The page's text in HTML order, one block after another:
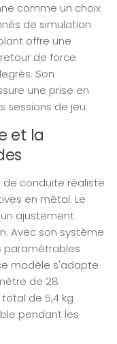
comme un choix
de simulation
offre une
de force
Son
une prise en
sessions de jeu.
et la
de conduite réaliste
en métal. Le
ajustement
Avec son système
paramétrables
modèle s'adapte
de 28
de 5,4 kg
pendant les